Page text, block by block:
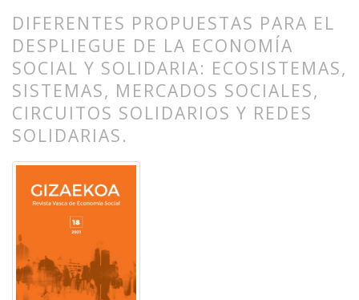
DIFERENTES PROPUESTAS PARA EL
DESPLIEGUE DE LA ECONOMÍA
SOCIAL Y SOLIDARIA: ECOSISTEMAS,
SISTEMAS, MERCADOS SOCIALES,
CIRCUITOS SOLIDARIOS Y REDES
SOLIDARIAS.